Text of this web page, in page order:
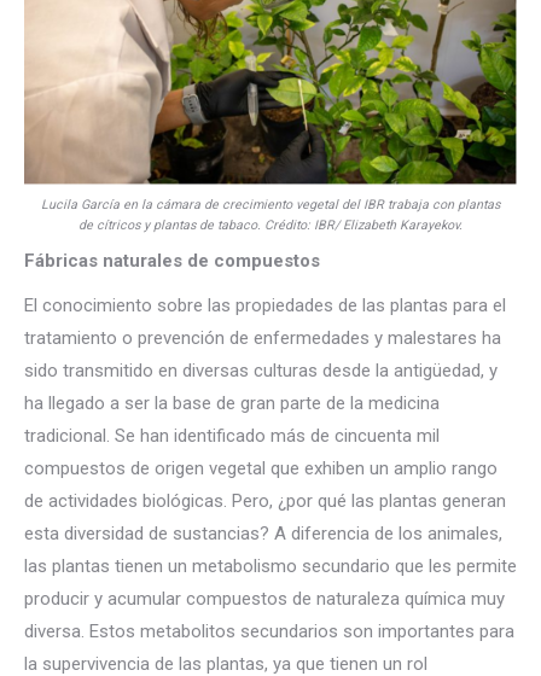
Lucila García en la cámara de crecimiento vegetal del IBR trabaja con plantas
de cítricos y plantas de tabaco. Crédito: IBR/ Elizabeth Karayekov.
Fábricas naturales de compuestos
El conocimiento sobre las propiedades de las plantas para el
tratamiento o prevención de enfermedades y malestares ha
sido transmitido en diversas culturas desde la antigüedad, y
ha llegado a ser la base de gran parte de la medicina
tradicional. Se han identificado más de cincuenta mil
compuestos de origen vegetal que exhiben un amplio rango
de actividades biológicas. Pero, ¿por qué las plantas generan
esta diversidad de sustancias? A diferencia de los animales,
las plantas tienen un metabolismo secundario que les permite
producir y acumular compuestos de naturaleza química muy
diversa. Estos metabolitos secundarios son importantes para
la supervivencia de las plantas, ya que tienen un rol